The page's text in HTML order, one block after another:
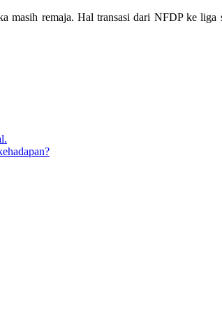
masih remaja. Hal transasi dari NFDP ke